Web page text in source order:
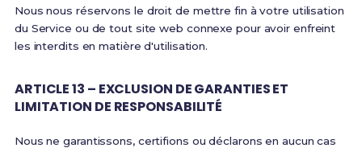
Nous nous réservons le droit de mettre fin à votre utilisation
du Service ou de tout site web connexe pour avoir enfreint
les interdits en matière d'utilisation.
ARTICLE 13 – EXCLUSION DE GARANTIES ET
LIMITATION DE RESPONSABILITÉ
Nous ne garantissons, certifions ou déclarons en aucun cas